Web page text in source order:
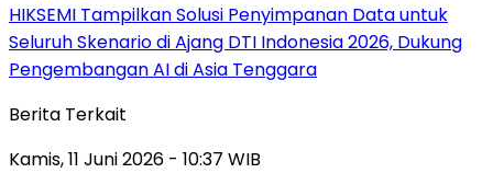
HIKSEMI Tampilkan Solusi Penyimpanan Data untuk
Seluruh Skenario di Ajang DTI Indonesia 2026, Dukung
Pengembangan AI di Asia Tenggara
Berita Terkait
Kamis, 11 Juni 2026 - 10:37 WIB